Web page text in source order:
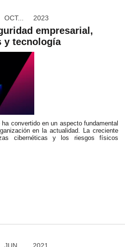
OCT... 2023
empresarial,
y tecnología
convertido en un aspecto fundamental
en la actualidad. La creciente
cibernéticas y los riesgos físicos
JUN... 2021